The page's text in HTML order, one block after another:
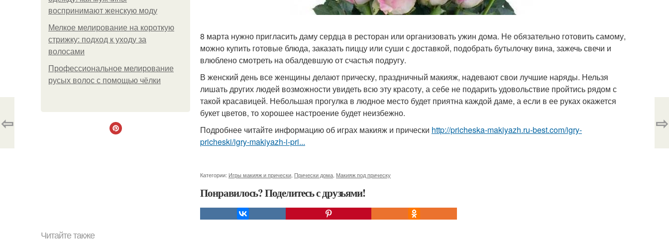
воспринимают женскую моду
Мелкое мелирование на короткую
стрижку: подход к уходу за
волосами
Профессиональное мелирование
русых волос с помощью чёлки
8 марта нужно пригласить даму сердца в ресторан или организовать ужин дома. Не обязательно готовить самому,
можно купить готовые блюда, заказать пиццу или суши с доставкой, подобрать бутылочку вина, зажечь свечи и
влюблено смотреть на обалдевшую от счастья подругу.
В женский день все женщины делают прическу, праздничный макияж, надевают свои лучшие наряды. Нельзя
лишать других людей возможности увидеть всю эту красоту, а себе не подарить удовольствие пройтись рядом с
такой красавицей. Небольшая прогулка в людное место будет приятна каждой даме, а если в ее руках окажется
букет цветов, то хорошее настроение будет неизбежно.
Подробнее читайте информацию об играх макияж и прически http://pricheska-makiyazh.ru-best.com/igry-
pricheski/igry-makiyazh-i-pri...
Категории: Игры макияж и прически Прически дома Макияж под прическу
Понравилось? Поделитесь с друзьями!
⇦ ⇨
Читайте также